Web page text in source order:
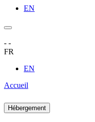
EN
- -
FR
EN
Accueil
Hébergement